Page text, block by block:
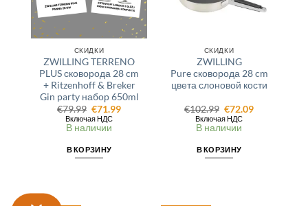
СКИДКИ
ZWILLING TERRENO
PLUS сковорода 28 cm
+ Ritzenhoff & Breker
Gin party набор 650ml
€79.99 Первоначальная
цена
составляла
€71.99Текущая
Включая НДС
В наличии
В КОРЗИНУ
СКИДКИ
ZWILLING
Pure сковорода 28 cm
цвета слоновой кости
€102.99 Первоначальная
цена
составляла
€72.09Текущая
Включая НДС
В наличии
В КОРЗИНУ